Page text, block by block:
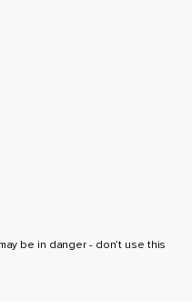
und schöpferischer
be in danger - don’t use this